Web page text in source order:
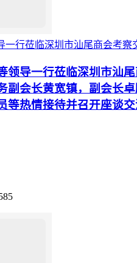
一行莅临深圳市汕尾商会考察
领导一行莅临深圳市汕
副会长黄宽镇，副会长
等热情接待并召开座谈